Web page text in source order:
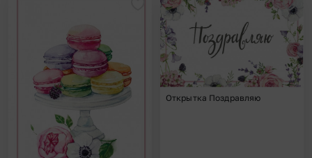
Добавить в избранное
Открытка Поздравляю